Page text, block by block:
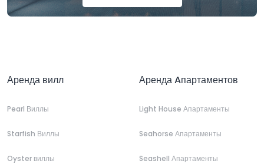
Аренда вилл
Pearl Виллы
Starfish Виллы
Oyster виллы
Аренда Aпартаментов
Light House Апартаменты
Seahorse Апартаменты
Seashell Апартаменты